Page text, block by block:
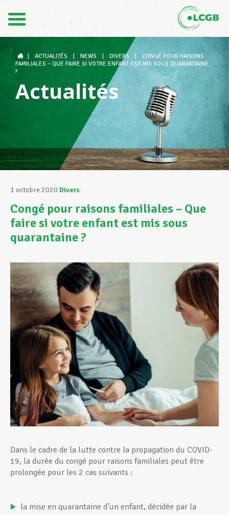
DE
Le LCGB
Structures syndicales
Assistance au Travail
Vos droits
Développement professionnel
Devenir Membre
Actualités
ACTUALITÉS NEWS DIVERS
CONGÉ POUR RAISONS
FAMILIALES – QUE FAIRE SI VOTRE ENFANT EST MIS SOUS QUARANTAINE
?
Actualités
1 octobre 2020 Divers
Congé pour raisons familiales – Que
faire si votre enfant est mis sous
quarantaine ?
Dans le cadre de la lutte contre la propagation du COVID-
19, la durée du congé pour raisons familiales peut être
prolongée pour les 2 cas suivants :
la mise en quarantaine d’un enfant, décidée par la